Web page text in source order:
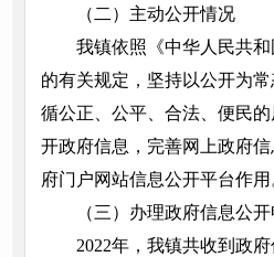
（二）主动公开情况
我镇依照《中华人民共和
的有关规定，坚持以公开为
循公正、公平、合法、便民
开政府信息，完善网上政府
府门户网站信息公开平台作用
（三）办理政府信息公
2022年，我镇共收到政